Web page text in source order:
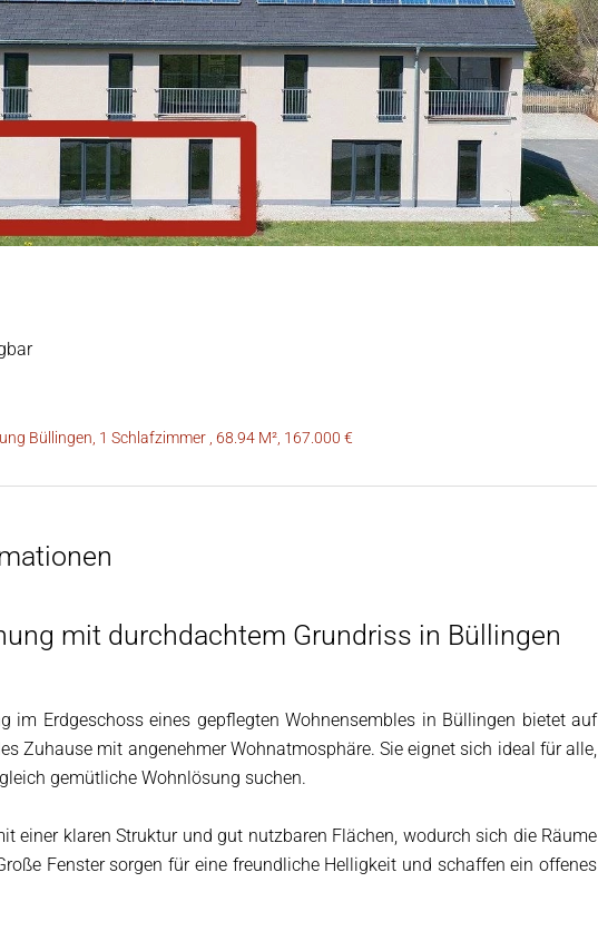
Büllingen, 1 Schlafzimmer , 68.94 M², 167.000 €
mit durchdachtem Grundriss in Büllingen
im Erdgeschoss eines gepflegten Wohnensembles in Büllingen bietet auf
Zuhause mit angenehmer Wohnatmosphäre. Sie eignet sich ideal für alle,
gemütliche Wohnlösung suchen.
einer klaren Struktur und gut nutzbaren Flächen, wodurch sich die Räume
Fenster sorgen für eine freundliche Helligkeit und schaffen ein offenes